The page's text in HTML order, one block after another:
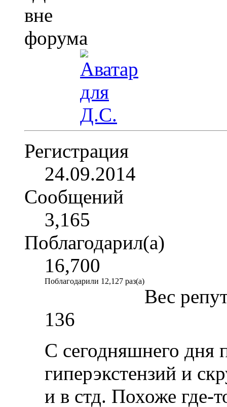
Регистрация
24.09.2014
Сообщений
3,165
Поблагодарил(а)
16,700
Поблагодарили 12,127 раз(а)
Вес
136
С сегодняшнего дня
гиперэкстензий и
и в стд. Похоже где-